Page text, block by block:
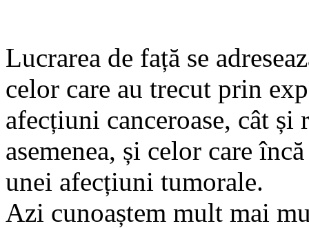
Lucrarea de față se
celor care au trecut prin
afecțiuni canceroase, cât
asemenea, și celor care
unei afecțiuni tumorale.
Azi cunoaștem mult mai